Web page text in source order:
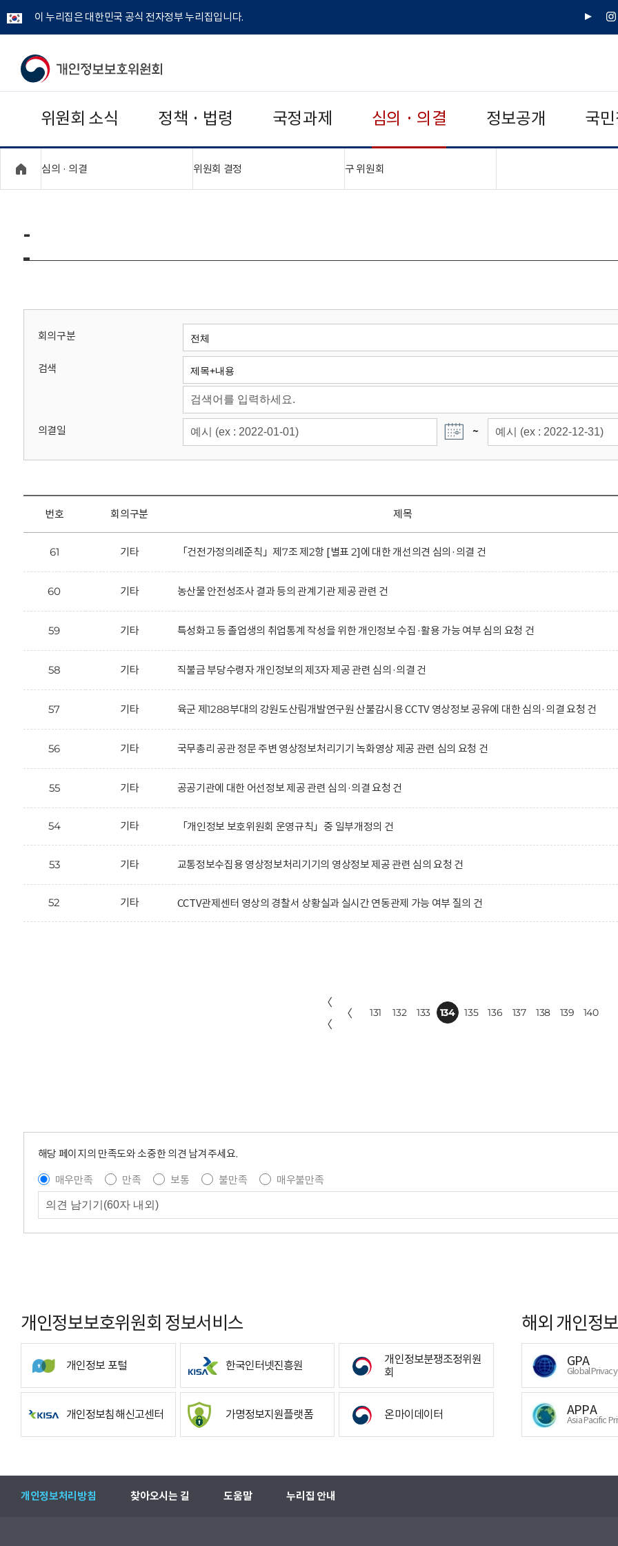
이 누리집은 대한민국 공식 전자정부 누리집입니다.
유
인
개
보
보
위
회
위원회 소식 정책 · 법령 국정과제 심의 · 의결 정보공개 국
심의 · 의결 위원회 결정 구 위원회
-
회의구분
검색
의결일 ~
번호 회의구분 제목
61 기타 「건전가정의례준칙」제7조 제2항 [별표 2]에 대한 개선의견 심의·의결 건
60 기타 농산물 안전성조사 결과 등의 관계기관 제공 관련 건
59 기타 특성화고 등 졸업생의 취업통계 작성을 위한 개인정보 수집·활용 가능 여부 심의 요청 건
58 기타 직불금 부당수령자 개인정보의 제3자 제공 관련 심의·의결 건
57 기타 육군 제1288부대의 강원도산림개발연구원 산불감시용 CCTV 영상정보 공유에 대한 심의·의결 요청 건
56 기타 국무총리 공관 정문 주변 영상정보처리기기 녹화영상 제공 관련 심의 요청 건
55 기타 공공기관에 대한 어선정보 제공 관련 심의·의결 요청 건
54 기타 「개인정보 보호위원회 운영규칙」중 일부개정의 건
53 기타 교통정보수집용 영상정보처리기기의 영상정보 제공 관련 심의 요청 건
52 기타 CCTV관제센터 영상의 경찰서 상황실과 실시간 연동관제 가능 여부 질의 건
〈
〈
〈 131 132 133 134 135 136 137 138 139 140
해당 페이지의 만족도와 소중한 의견 남겨주세요.
매우만족
만족 보통 불만족 매우불만족
개인정보보호위원회 정보서비스
개인정보 포털 한국인터넷진흥원
개인정보분쟁조정위원
회
개인정보침해신고센터 가명정보지원플랫폼 온마이데이터
해외 개인정
GPA
Global
APPA
Asia Pacific
개인정보처리방침 찾아오시는 길 도움말 누리집 안내